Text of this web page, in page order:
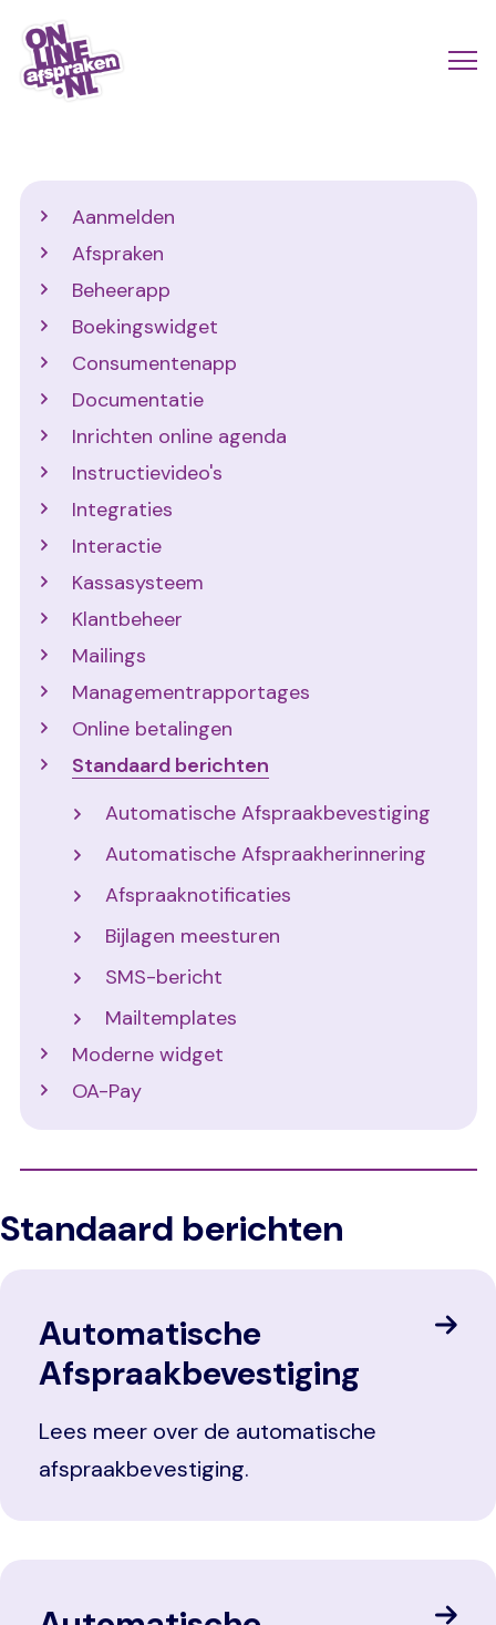
Naar
hoofdinhoud
Standaard berichten
Automatische
Afspraakbevestiging
Lees meer over de automatische
afspraakbevestiging.
Aanmelden
Afspraken
Beheerapp
Boekingswidget
Consumentenapp
Documentatie
Inrichten online agenda
Instructievideo's
Integraties
Interactie
Kassasysteem
Klantbeheer
Mailings
Managementrapportages
Online betalingen
Standaard berichten
Automatische Afspraakbevestiging
Automatische Afspraakherinnering
Afspraaknotificaties
Bijlagen meesturen
SMS-bericht
Mailtemplates
Moderne widget
OA-Pay